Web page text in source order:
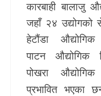
कारबाहीबालाजु
जहाँ २४ उद्योगको
हेटौंडा
पाटन औद्योगिक
पोखरा
प्रभावित भएका